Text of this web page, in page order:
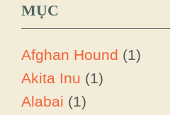
MỤC
Afghan Hound (1)
Akita Inu (1)
Alabai (1)